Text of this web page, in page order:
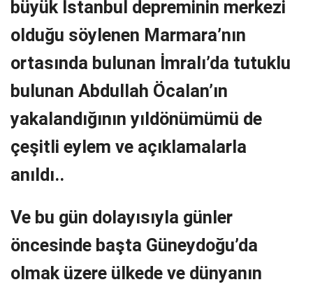
büyük İstanbul depreminin merkezi
olduğu söylenen Marmara’nın
ortasında bulunan İmralı’da tutuklu
bulunan Abdullah Öcalan’ın
yakalandığının yıldönümümü de
çeşitli eylem ve açıklamalarla
anıldı..
Ve bu gün dolayısıyla günler
öncesinde başta Güneydoğu’da
olmak üzere ülkede ve dünyanın